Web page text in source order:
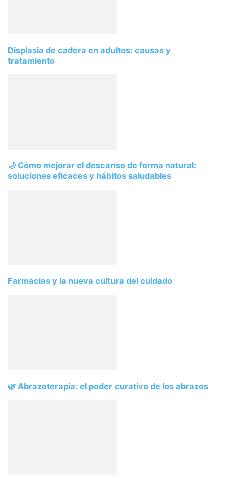
Displasia de cadera en adultos: causas y
tratamiento
🌙 Cómo mejorar el descanso de forma natural:
soluciones eficaces y hábitos saludables
Farmacias y la nueva cultura del cuidado
🌿 Abrazoterapia: el poder curativo de los abrazos